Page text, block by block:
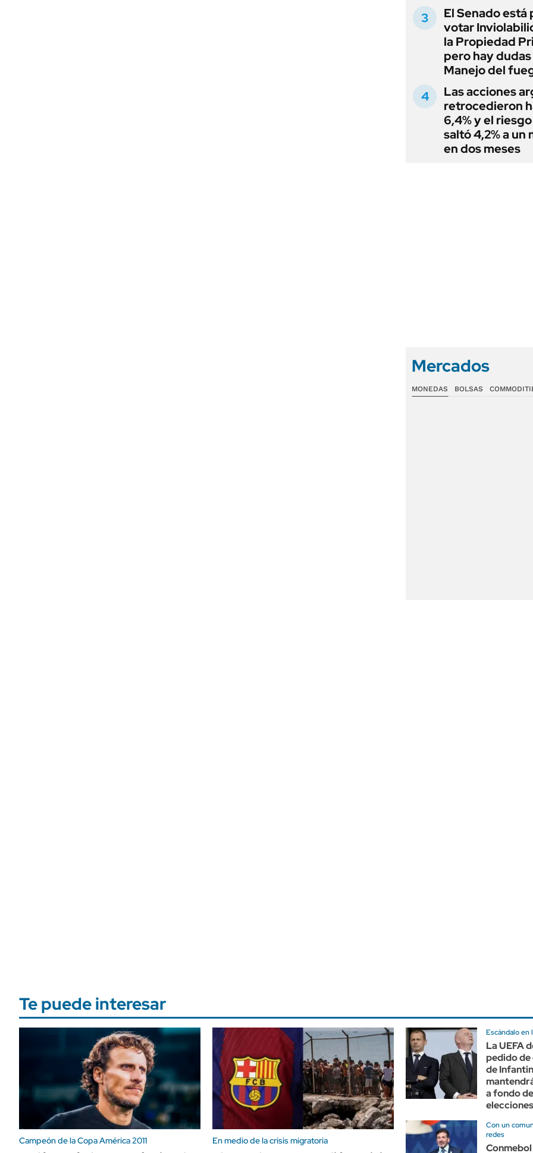
El Senado está
votar
la Propiedad
pero hay
Manejo del
Las acciones
retrocedieron
6,4% y el
saltó 4,2% a un
en dos meses
Mercados
MONEDAS BOLSAS
Te puede interesar
Campeón de la Copa América 2011 En medio de la crisis migratoria
Escándalo en
La UEFA
pedido
de
a fondo
elecciones
Con un
redes